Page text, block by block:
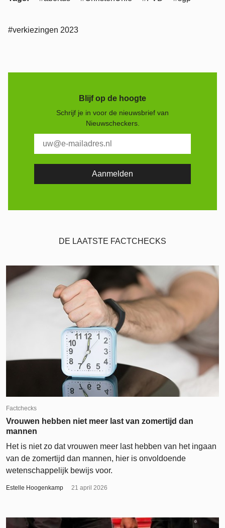
#verkiezingen 2023
Blijf op de hoogte
Schrijf je in voor de nieuwsbrief van
Nieuwscheckers.
DE LAATSTE FACTCHECKS
Factchecks
Vrouwen hebben niet meer last van zomertijd dan
mannen
Het is niet zo dat vrouwen meer last hebben van het ingaan
van de zomertijd dan mannen, hier is onvoldoende
wetenschappelijk bewijs voor.
Estelle Hoogenkamp 21 april 2026